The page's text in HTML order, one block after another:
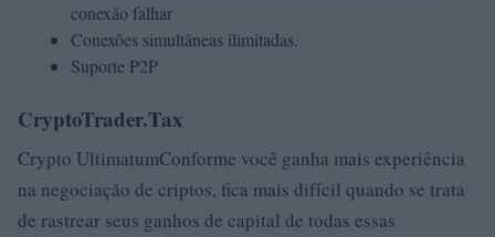
conexão falhar
Conexões simultâneas ilimitadas.
Suporte P2P
CryptoTrader.Tax
Crypto UltimatumConforme você ganha mais experiência
na negociação de criptos, fica mais difícil quando se trata
de rastrear seus ganhos de capital de todas essas